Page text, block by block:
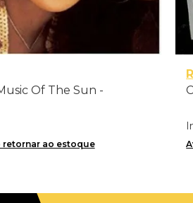
Of The Sun -
retornar ao estoque